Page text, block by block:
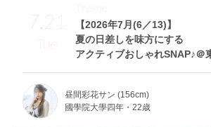
7.21
Tue
【2026年7月(6／13)】
夏の日差しを味方にする
アクティブおしゃれSNAP♪＠
Theme
昼間彩花サン (156cm)
國學院大學四年・22歳